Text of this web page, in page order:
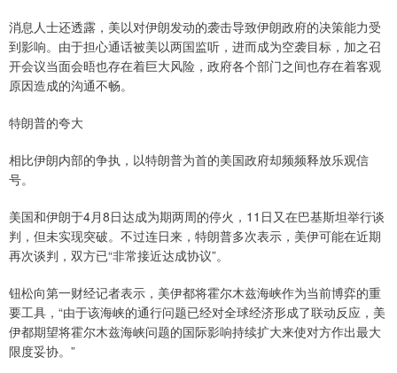
消息人士还透露，美以对伊朗发动的袭击导致伊朗政府的决策能力受
到影响。由于担心通话被美以两国监听，进而成为空袭目标，加之召
开会议当面会晤也存在着巨大风险，政府各个部门之间也存在着客观
原因造成的沟通不畅。
特朗普的夸大
相比伊朗内部的争执，以特朗普为首的美国政府却频频释放乐观信
号。
美国和伊朗于4月8日达成为期两周的停火，11日又在巴基斯坦举行谈
判，但未实现突破。不过连日来，特朗普多次表示，美伊可能在近期
再次谈判，双方已“非常接近达成协议”。
钮松向第一财经记者表示，美伊都将霍尔木兹海峡作为当前博弈的重
要工具，“由于该海峡的通行问题已经对全球经济形成了联动反应，美
伊都期望将霍尔木兹海峡问题的国际影响持续扩大来使对方作出最大
限度妥协。”